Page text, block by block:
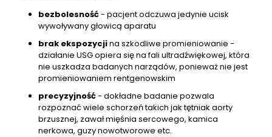
bezbolesność- pacjent odczuwa jedynie ucisk
wywoływany głowicą aparatu
brak ekspozycjina szkodliwe promieniowanie -
działanie USG opiera się na fali ultradźwiękowej, która
nie uszkadza badanych narządów, ponieważ nie jest
promieniowaniem rentgenowskim
precyzyjność- dokładne badanie pozwala
rozpoznać wiele schorzeń takich jak tętniak aorty
brzusznej, zawał mięśnia sercowego, kamica
nerkowa, guzy nowotworowe etc.